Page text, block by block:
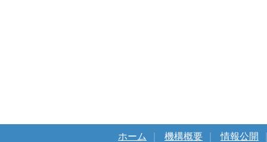
ホーム 機構概要 情報公開